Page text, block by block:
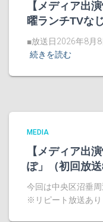
【メディア出
曜ランチTVな
■放送日2026年8月
続きを読む
MEDIA
【メディア出
ぽ」（初回放送
今回は中央区沼垂
※リピート放送あり